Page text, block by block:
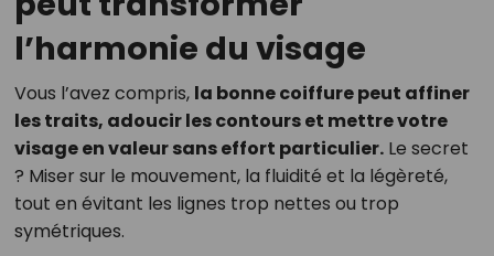
l’harmonie du visage
Vous l’avez compris, la bonne coiffure peut affiner
les traits, adoucir les contours et mettre votre
visage en valeur sans effort particulier.Le secret
? Miser sur le mouvement, la fluidité et la légèreté,
tout en évitant les lignes trop nettes ou trop
symétriques.